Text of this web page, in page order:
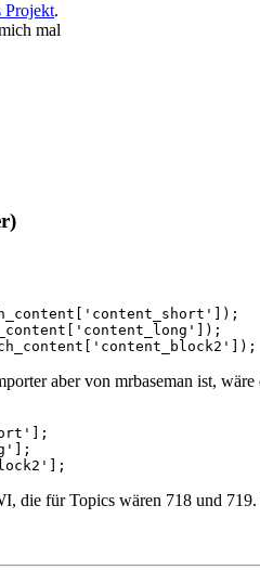
Projekt.
mal
aber von mrbaseman ist,
die für Topics wären 718 und